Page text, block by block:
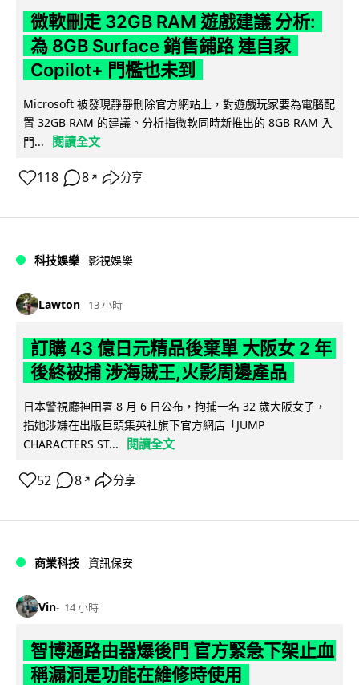
微軟刪走 32GB RAM 遊戲建議 分析:
為 8GB Surface 銷售鋪路 連自家
Copilot+ 門檻也未到
Microsoft 被發現靜靜刪除官方網站上，對遊戲玩家要為電腦配
置 32GB RAM 的建議。分析指微軟同時新推出的 8GB RAM 入
門...
閱讀全文
118 8 ↗ 分享
科技娛樂 影視娛樂
Lawton 13 小時
訂購 43 億日元精品後棄單 大阪女 2 年
後終被捕 涉海賊王,火影周邊產品
日本警視廳神田署 8 月 6 日公布，拘捕一名 32 歲大阪女子，
指她涉嫌在出版巨頭集英社旗下官方網店「JUMP
CHARACTERS ST...
閱讀全文
52 8 ↗ 分享
商業科技 資訊保安
Vin 14 小時
智博通路由器爆後門 官方緊急下架止血
稱漏洞是功能在維修時使用